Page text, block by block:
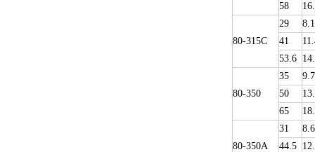
58
80-315C
29
8.1
41
53.6
80-350
35
50
65
80-350A
31
8.6
44.5